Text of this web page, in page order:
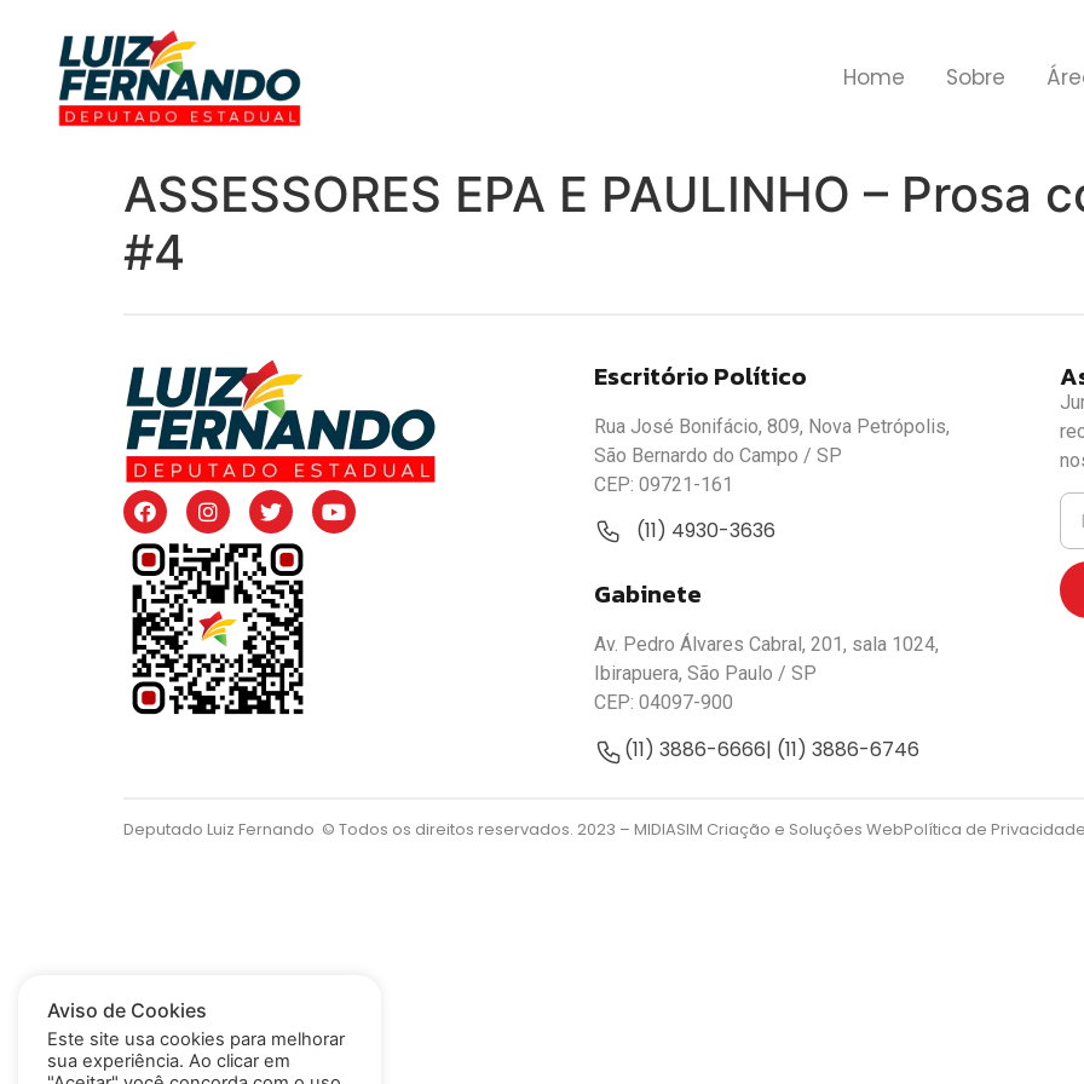
Home Sobre
ASSESSORES EPA E PAULINHO – Prosa
#4
Escritório Político
Rua José Bonifácio, 809, Nova Petrópolis,
São Bernardo do Campo / SP
CEP: 09721-161
(11) 4930-3636
Gabinete
Av. Pedro Álvares Cabral, 201, sala 1024,
Ibirapuera, São Paulo / SP
CEP: 04097-900
(11) 3886-6666| (11) 3886-6746
Deputado Luiz Fernando © Todos os direitos reservados. 2023 – MIDIASIM Criação e Soluções WebPolítica de Privacidade
Aviso de Cookies
Este site usa cookies para melhorar
sua experiência. Ao clicar em